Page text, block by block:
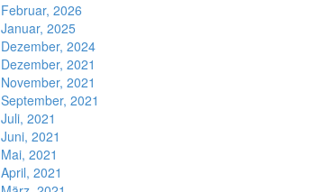
Februar, 2026
Januar, 2025
Dezember, 2024
Dezember, 2021
November, 2021
September, 2021
Juli, 2021
Juni, 2021
Mai, 2021
April, 2021